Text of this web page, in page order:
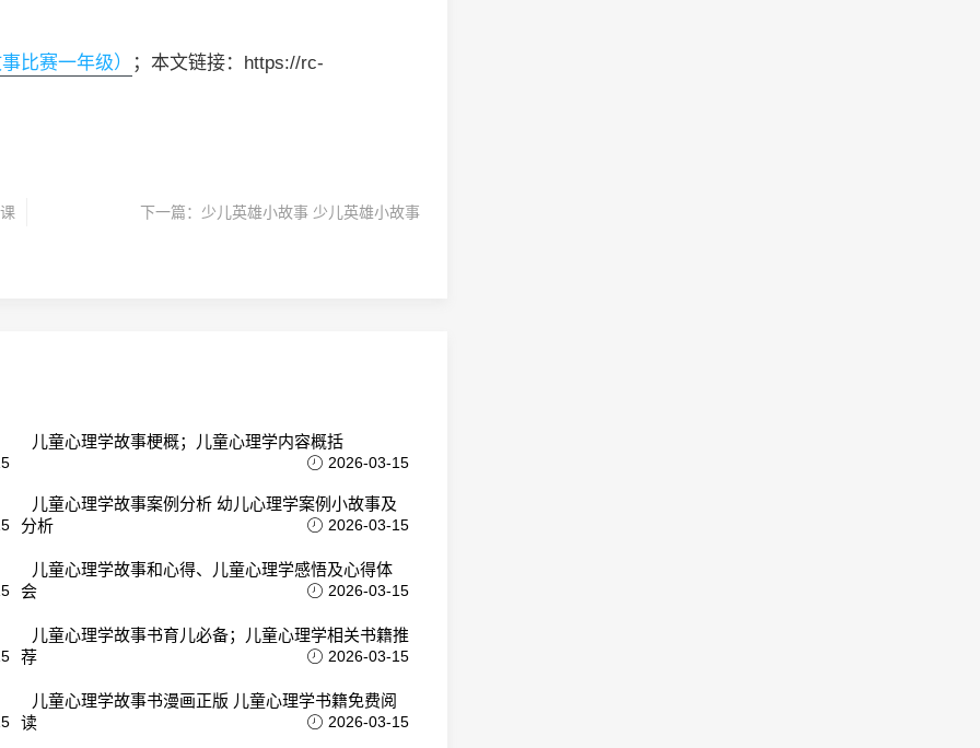
比赛一年级） ；本文链接：https://rc-
下一篇： 少儿英雄小故事 少儿英雄小故事
儿童心理学故事梗概；儿童心理学内容概括
2026-03-15
儿童心理学故事案例分析 幼儿心理学案例小故事及
分析
2026-03-15
儿童心理学故事和心得、儿童心理学感悟及心得体
会
2026-03-15
儿童心理学故事书育儿必备；儿童心理学相关书籍推
荐
2026-03-15
儿童心理学故事书漫画正版 儿童心理学书籍免费阅
读
2026-03-15